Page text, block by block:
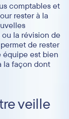
comptables et
rester à la
la révision de
de rester
équipe est bien
la façon dont
veille